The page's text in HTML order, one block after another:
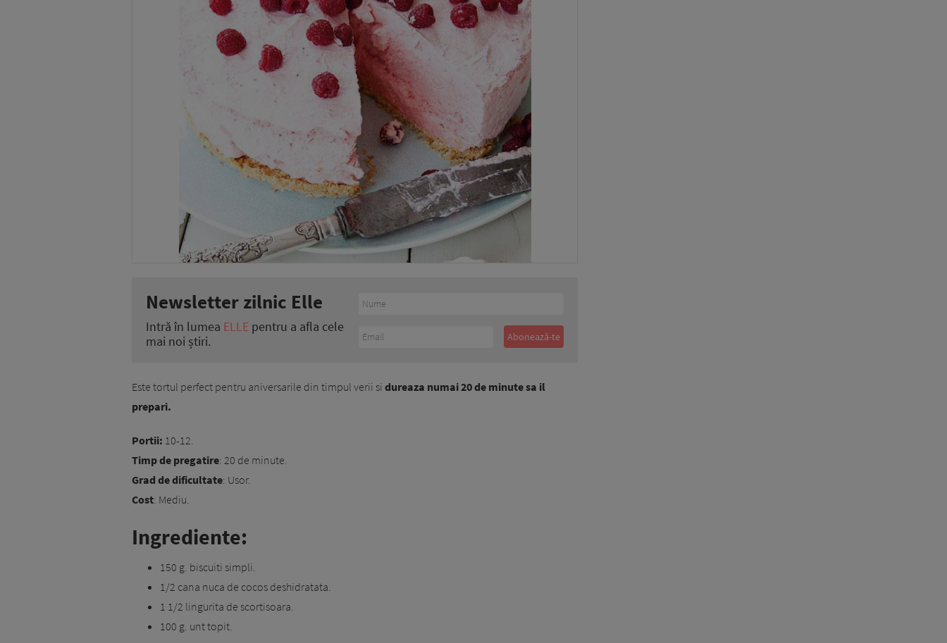
Newsletter zilnic Elle
Intră în lumea ELLE pentru a afla cele
mai noi știri.
Este tortul perfect pentru aniversarile din timpul verii si dureaza numai 20 de minute sa il
prepari.
Portii: 10-12.
Timp de pregatire: 20 de minute.
Grad de dificultate: Usor.
Cost: Mediu.
Ingrediente:
150 g. biscuiti simpli.
1/2 cana nuca de cocos deshidratata.
1 1/2 lingurita de scortisoara.
100 g. unt topit.